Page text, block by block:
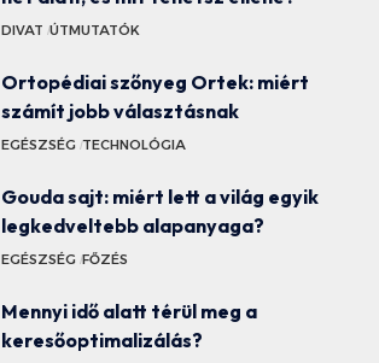
DIVAT ÚTMUTATÓK
Ortopédiai szőnyeg Ortek: miért
számít jobb választásnak
EGÉSZSÉG TECHNOLÓGIA
Gouda sajt: miért lett a világ egyik
legkedveltebb alapanyaga?
EGÉSZSÉG FŐZÉS
Mennyi idő alatt térül meg a
keresőoptimalizálás?